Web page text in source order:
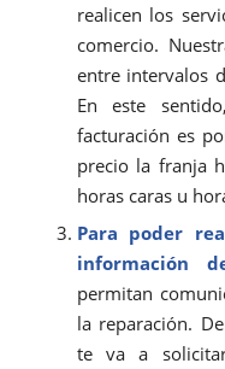
realicen los
comercio.
entre intervalos
En este
facturación es
precio la franja
horas caras u
Para poder
información
permitan
la reparación.
te va a